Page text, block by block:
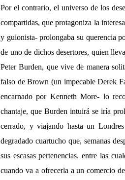
Por el contrario, el universo de los
compartidas, que protagoniza la
y guionista- prolongaba su querencia
de uno de dichos desertores, quien
Peter Burden, que vive de manera
falso de Brown (un impecable Derek
encarnado por Kenneth More- lo
chantaje, que Burden intuirá se iría
cerrado, y viajando hasta un
degradado cuartucho que, semanas
sus escasas pertenencias, entre las
cuando va a ofrecerla a un comercio